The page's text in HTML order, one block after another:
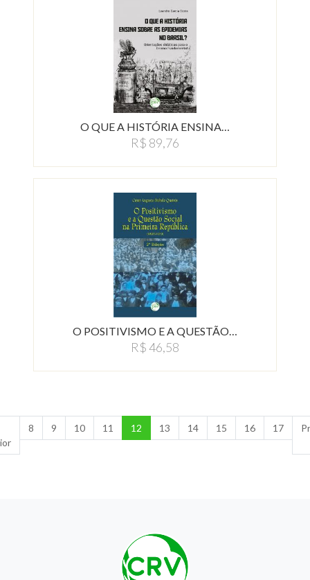
O QUE A HISTÓRIA ENSINA…
R$ 89,76
O POSITIVISMO E A QUESTÃO…
R$ 46,58
8 9 10 11 12 13 14 15 16 17